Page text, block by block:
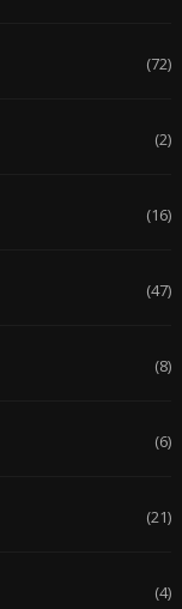
(72)
(2)
(16)
(47)
(8)
(6)
(21)
(4)